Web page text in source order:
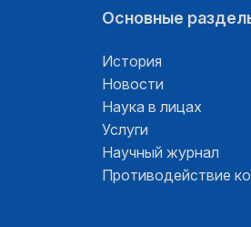
Основные
История
Новости
Наука в лицах
Услуги
Научный журнал
Противодействие